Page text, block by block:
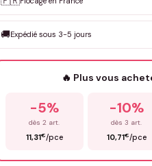
DEVIS GRATUIT ·
Que souhaitez-vous ?
🚚Expédié sous 3-5 jours
🔥 Plus vous
-5%
dès 2 art.
11,31€/pce
-10%
dès 3 art.
10,71€/pce